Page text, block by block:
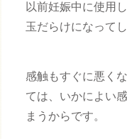
以前妊娠中に使用
玉だらけになって
感触もすぐに悪く
ては、いかによい
まうからです。